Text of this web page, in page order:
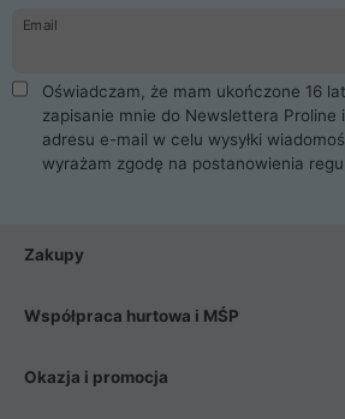
danych osobowych. Dlatego zakup
ProLine to czysta przyjemność i pełne
Zaopatrzysz się u nas w akcesoria i
takie jak procesory, karty graficzne,
dyski SSD, M.2 oraz HDD. Nasi
najlepszy zasilacz komputerowy oraz
Poza komputerami mamy również
Smartfony takich producentów jak
wentylatory. Na koniec mając już to
Email
Oświadczam, że mam ukończone 16
zapisanie mnie do Newslettera Proline
adresu e-mail w celu wysyłki
wyrażam zgodę na postanowienia
Zakupy
Współpraca hurtowa i MŚP
Okazja i promocja